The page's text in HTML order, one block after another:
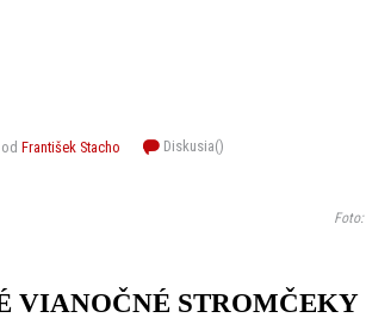
odFrantišek Stacho Diskusia()
Foto:
VIANOČNÉ STROMČEKY